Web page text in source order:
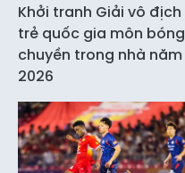
Khởi tranh Giải vô địch
trẻ quốc gia môn bóng
chuyền trong nhà năm
2026